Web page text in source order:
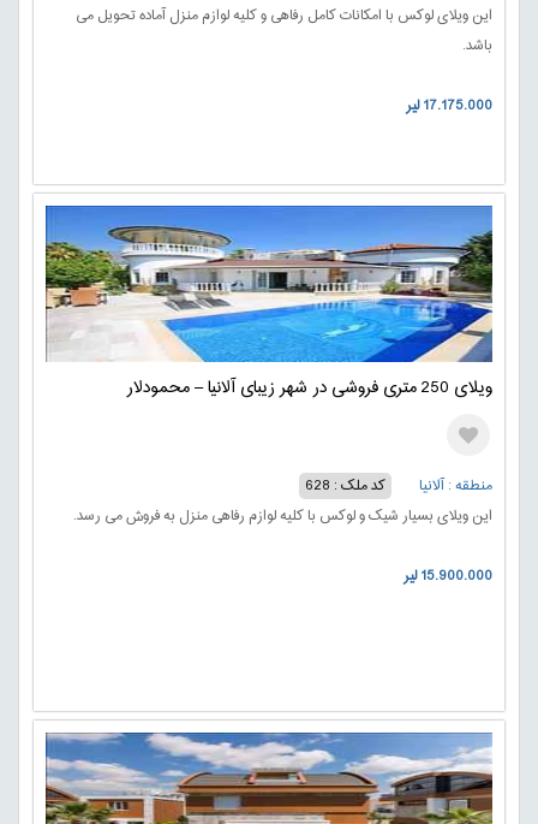
این ویلای لوکس با امکانات کامل رفاهی و کلیه لوازم منزل آماده تحویل می
باشد.
17.175.000 لیر
ویلای 250 متری فروشی در شهر زیبای آلانیا – محمودلار
منطقه : آلانیا
کد ملک : 628
این ویلای بسیار شیک و لوکس با کلیه لوازم رفاهی منزل به فروش می رسد.
15.900.000 لیر